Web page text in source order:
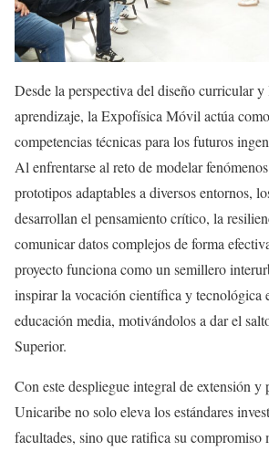
Desde la perspectiva del diseño curricular y
aprendizaje, la Expofísica Móvil actúa
competencias técnicas para los futuros
Al enfrentarse al reto de modelar
prototipos adaptables a diversos entornos,
desarrollan el pensamiento crítico, la
comunicar datos complejos de forma
proyecto funciona como un semillero
inspirar la vocación científica y tecnológica
educación media, motivándolos a dar el
Superior.
Con este despliegue integral de extensión y
Unicaribe no solo eleva los estándares
facultades, sino que ratifica su compromiso